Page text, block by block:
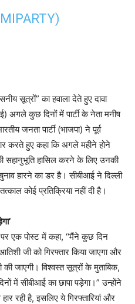
सूत्रों” का हवाला देते हुए दावा
अगले कुछ दिनों में पार्टी के नेता मनीष
जनता पार्टी (भाजपा) ने पूर्व
करते हुए कहा कि अगले महीने होने
सहानुभूति हासिल करने के लिए उनकी
हारने का डर है। सीबीआई ने दिल्ली
कोई प्रतिक्रिया नहीं दी है।
एक पोस्ट में कहा, ‘‘मैंने कुछ दिन
जी को गिरफ्तार किया जाएगा और
जाएगी। विश्वस्त सूत्रों के मुताबिक,
में सीबीआई का छापा पड़ेगा।” उन्होंने
रही है, इसलिए ये गिरफ्तारियां और